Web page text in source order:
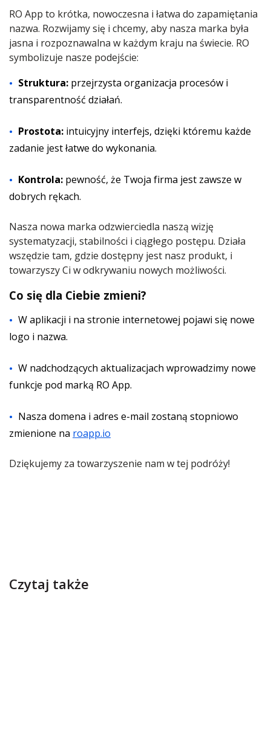
RO App to krótka, nowoczesna i łatwa do zapamiętania
nazwa. Rozwijamy się i chcemy, aby nasza marka była
jasna i rozpoznawalna w każdym kraju na świecie. RO
symbolizuje nasze podejście:
Struktura: przejrzysta organizacja procesów i
transparentność działań.
Prostota: intuicyjny interfejs, dzięki któremu każde
zadanie jest łatwe do wykonania.
Kontrola: pewność, że Twoja firma jest zawsze w
dobrych rękach.
Nasza nowa marka odzwierciedla naszą wizję
systematyzacji, stabilności i ciągłego postępu. Działa
wszędzie tam, gdzie dostępny jest nasz produkt, i
towarzyszy Ci w odkrywaniu nowych możliwości.
Co się dla Ciebie zmieni?
W aplikacji i na stronie internetowej pojawi się nowe
logo i nazwa.
W nadchodzących aktualizacjach wprowadzimy nowe
funkcje pod marką RO App.
Nasza domena i adres e-mail zostaną stopniowo
zmienione na roapp.io
Dziękujemy za towarzyszenie nam w tej podróży!
Czytaj także